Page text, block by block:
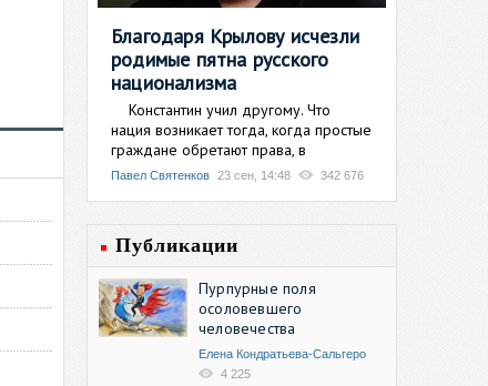
Благодаря Крылову исчезли
родимые пятна русского
национализма
Константин учил другому. Что
нация возникает тогда, когда простые
граждане обретают права, в
Павел Святенков 23 сен, 14:48 342 676
Публикации
Пурпурные поля
осоловевшего
человечества
Елена Кондратьева-Сальгеро
4 225